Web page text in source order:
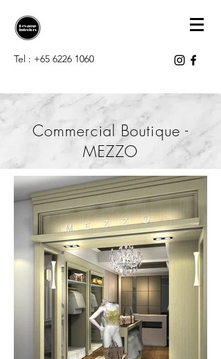
Tel : +65 6226 1060
Commercial Boutique -
MEZZO